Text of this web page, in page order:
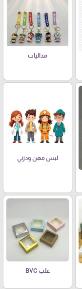
مداليات
لبس مهن ودزني
علب BVC